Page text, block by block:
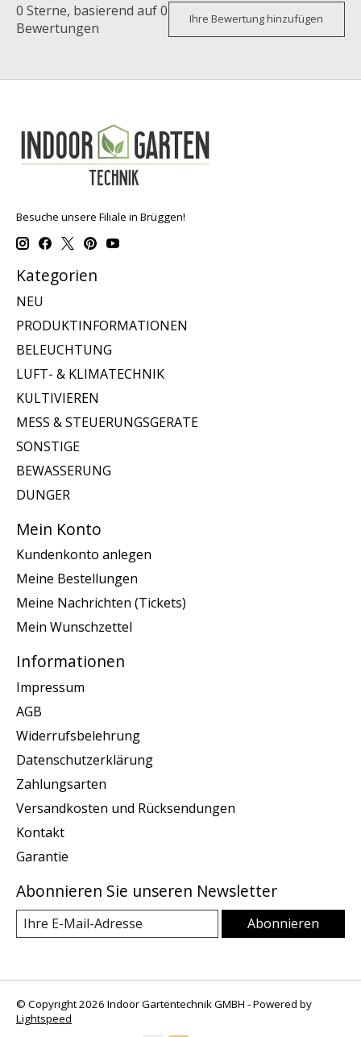
0 Sterne, basierend auf0
Bewertungen
Ihre Bewertung hinzufügen
Besuche unsere Filiale in Brüggen!
Kategorien
NEU
PRODUKTINFORMATIONEN
BELEUCHTUNG
LUFT- & KLIMATECHNIK
KULTIVIEREN
MESS & STEUERUNGSGERATE
SONSTIGE
BEWASSERUNG
DUNGER
Mein Konto
Kundenkonto anlegen
Meine Bestellungen
Meine Nachrichten (Tickets)
Mein Wunschzettel
Informationen
Impressum
AGB
Widerrufsbelehrung
Datenschutzerklärung
Zahlungsarten
Versandkosten und Rücksendungen
Kontakt
Garantie
Abonnieren Sie unseren Newsletter
Abonnieren
© Copyright 2026 Indoor Gartentechnik GMBH - Powered by
Lightspeed